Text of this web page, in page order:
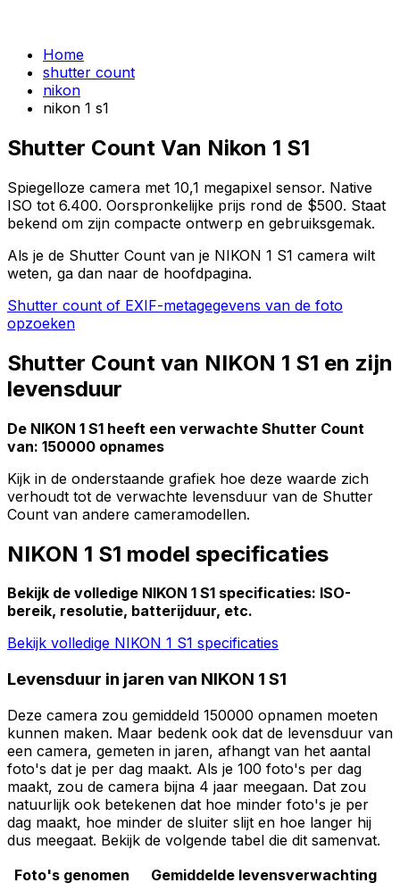
Home
shutter count
nikon
nikon 1 s1
Shutter Count Van Nikon 1 S1
Spiegelloze camera met 10,1 megapixel sensor. Native
ISO tot 6.400. Oorspronkelijke prijs rond de $500. Staat
bekend om zijn compacte ontwerp en gebruiksgemak.
Als je de Shutter Count van je NIKON 1 S1 camera wilt
weten, ga dan naar de hoofdpagina.
Shutter count of EXIF-metagegevens van de foto
opzoeken
Shutter Count van NIKON 1 S1 en zijn
levensduur
De NIKON 1 S1 heeft een verwachte Shutter Count
van: 150000 opnames
Kijk in de onderstaande grafiek hoe deze waarde zich
verhoudt tot de verwachte levensduur van de Shutter
Count van andere cameramodellen.
NIKON 1 S1 model specificaties
Bekijk de volledige NIKON 1 S1 specificaties: ISO-
bereik, resolutie, batterijduur, etc.
Bekijk volledige NIKON 1 S1 specificaties
Levensduur in jaren van NIKON 1 S1
Deze camera zou gemiddeld 150000 opnamen moeten
kunnen maken. Maar bedenk ook dat de levensduur van
een camera, gemeten in jaren, afhangt van het aantal
foto's dat je per dag maakt. Als je 100 foto's per dag
maakt, zou de camera bijna 4 jaar meegaan. Dat zou
natuurlijk ook betekenen dat hoe minder foto's je per
dag maakt, hoe minder de sluiter slijt en hoe langer hij
dus meegaat. Bekijk de volgende tabel die dit samenvat.
Foto's genomen
Gemiddelde levensverwachting